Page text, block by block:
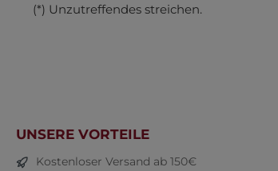
(*) Unzutreffendes streichen.
UNSERE VORTEILE
Kostenloser Versand ab 150€